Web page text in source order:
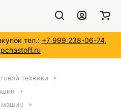
тел.: +7 999 238-06-74,
техники
машин